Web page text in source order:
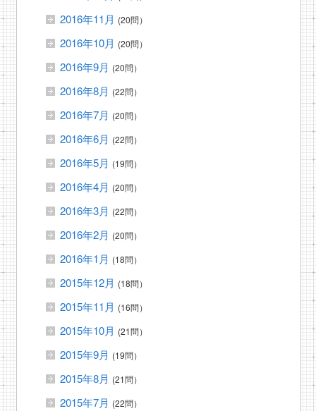
2016年11月 (20問）
2016年10月 (20問）
2016年9月 (20問）
2016年8月 (22問）
2016年7月 (20問）
2016年6月 (22問）
2016年5月 (19問）
2016年4月 (20問）
2016年3月 (22問）
2016年2月 (20問）
2016年1月 (18問）
2015年12月 (18問）
2015年11月 (16問）
2015年10月 (21問）
2015年9月 (19問）
2015年8月 (21問）
2015年7月 (22問）